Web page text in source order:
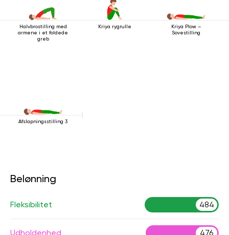
Halvbrostilling med
armene i et foldede
greb
Kriya rygrulle
Kriya Plow –
Sovestilling
Afslapningsstilling 3
Belønning
Fleksibilitet 484
Udholdenhed 476